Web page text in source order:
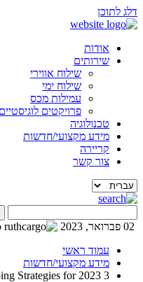
דלג לתוכן
אודות
שירותים
שילוח אווירי
שילוח ימי
עמילות מכס
פרויקטים לוגיסטיים
טכנולוגיה
מידע מקצועי/חדשות
קריירה
צור קשר
עמוד ראשי
מידע מקצועי/חדשות
3 Key Global Shipping Strategies for 2023